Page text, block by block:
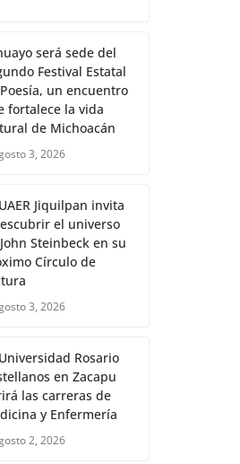
será sede del
Festival Estatal
un encuentro
fortalece la vida
de Michoacán
3, 2026
Jiquilpan invita
el universo
Steinbeck en su
Círculo de
3, 2026
Rosario
en Zacapu
las carreras de
y Enfermería
2, 2026